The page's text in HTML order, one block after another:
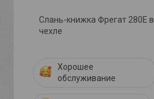
Слань-книжка Фрегат 280E в
чехле
Хорошее
обслуживание